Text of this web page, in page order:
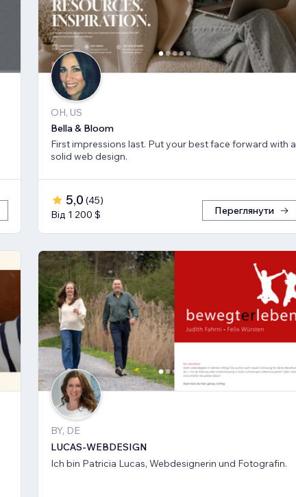
OH, US
Bella & Bloom
First impressions last. Put your best face forward with a
solid web design.
5,0 (45)
Від 1 200 $
Переглянути
BY, DE
LUCAS-WEBDESIGN
Ich bin Patricia Lucas, Webdesignerin und Fotografin.